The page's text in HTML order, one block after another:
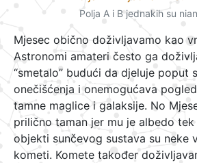
Polja A i B jednakih su
Mjesec obično doživljavamo kao
Astronomi amateri često ga
“smetalo” budući da djeluje poput
onečišćenja i onemogućava
tamne maglice i galaksije. No
prilično taman jer mu je albedo tek
objekti sunčevog sustava su neke
kometi. Komete također